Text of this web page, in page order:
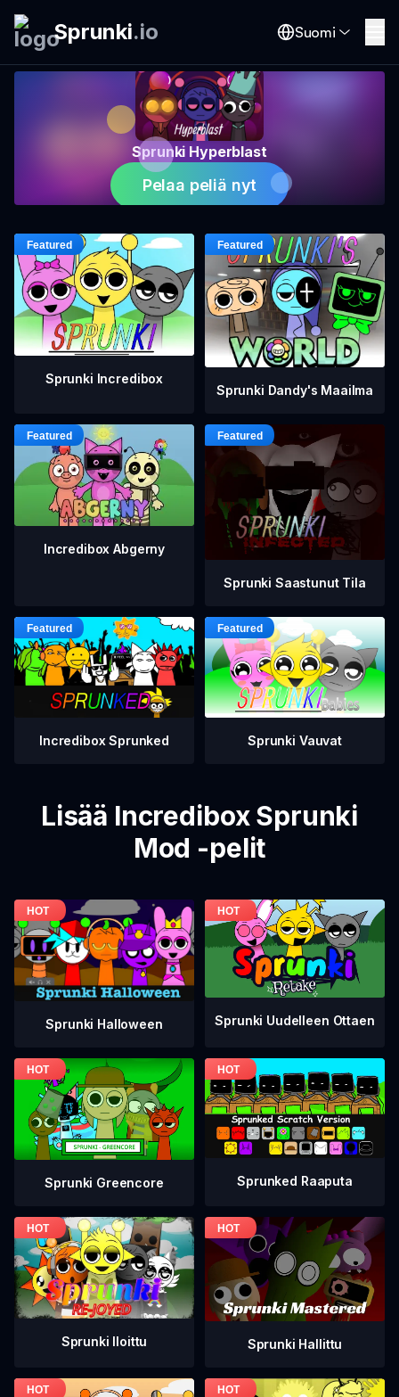
Sprunki.io Suomi
Sprunki Hyperblast
Pelaa peliä nyt
Sprunki Incredibox
Sprunki Dandy's Maailma
Incredibox Abgerny
Sprunki Saastunut Tila
Incredibox Sprunked Sprunki Vauvat
Lisää Incredibox Sprunki
Mod -pelit
Sprunki Halloween Sprunki Uudelleen Ottaen
Sprunki Greencore Sprunked Raaputa
Sprunki Iloittu Sprunki Hallittu